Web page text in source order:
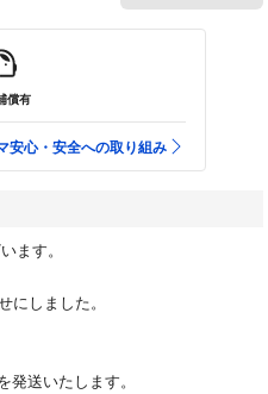
償有
安心・安全への取り組み
ます。
しました。
送いたします。